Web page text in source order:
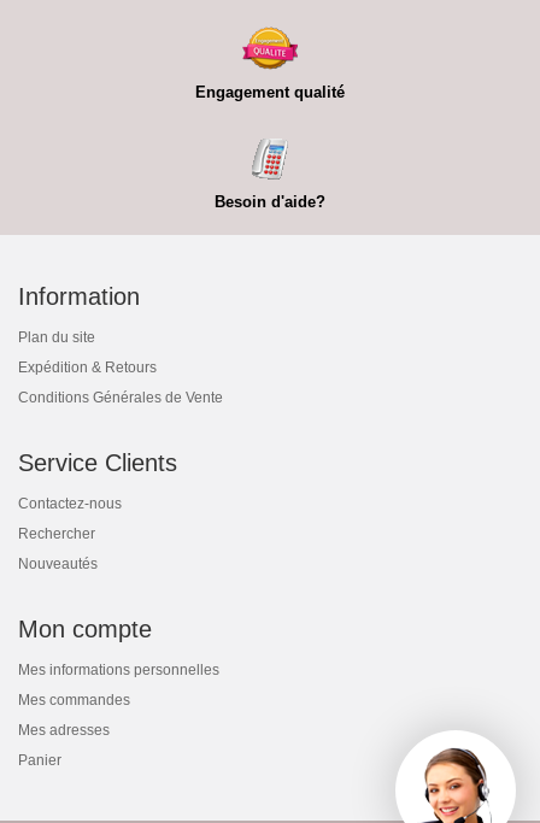
Engagement qualité
Besoin d'aide?
Information
Plan du site
Expédition & Retours
Conditions Générales de Vente
Service Clients
Contactez-nous
Rechercher
Nouveautés
Mon compte
Mes informations personnelles
Mes commandes
Mes adresses
Panier